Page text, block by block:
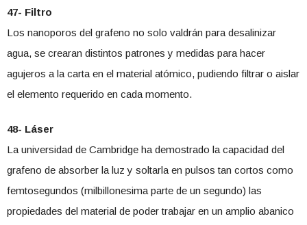
47- Filtro
Los nanoporos del grafeno no solo valdrán para desalinizar
agua, se crearan distintos patrones y medidas para hacer
agujeros a la carta en el material atómico, pudiendo filtrar o aislar
el elemento requerido en cada momento.
48- Láser
La universidad de Cambridge ha demostrado la capacidad del
grafeno de absorber la luz y soltarla en pulsos tan cortos como
femtosegundos (milbillonesima parte de un segundo) las
propiedades del material de poder trabajar en un amplio abanico